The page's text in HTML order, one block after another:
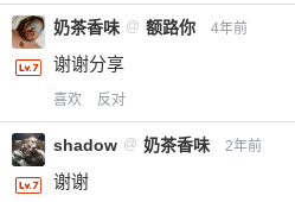
立刻支付
奶茶香味 @ 额路你 4年前
谢谢分享
喜欢 反对
shadow @ 奶茶香味 2年前
谢谢
限。
忘记密码？找回